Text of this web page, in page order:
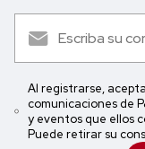
Al registrarse,
comunicaciones de
y eventos que ellos
Puede retirar su